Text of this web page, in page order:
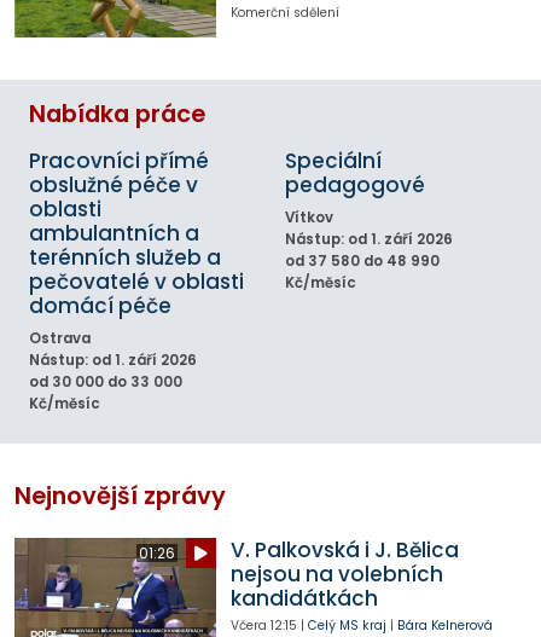
Komerční sdělení
Nabídka práce
Pracovníci přímé
obslužné péče v
oblasti
ambulantních a
terénních služeb a
pečovatelé v oblasti
domácí péče
Ostrava
Nástup: od 1. září 2026
od 30 000 do 33 000
Kč/měsíc
Speciální
pedagogové
Vítkov
Nástup: od 1. září 2026
od 37 580 do 48 990
Kč/měsíc
Nejnovější zprávy
01:26
V. Palkovská i J. Bělica
nejsou na volebních
kandidátkách
Včera 12:15 | Celý MS kraj | Bára Kelnerová